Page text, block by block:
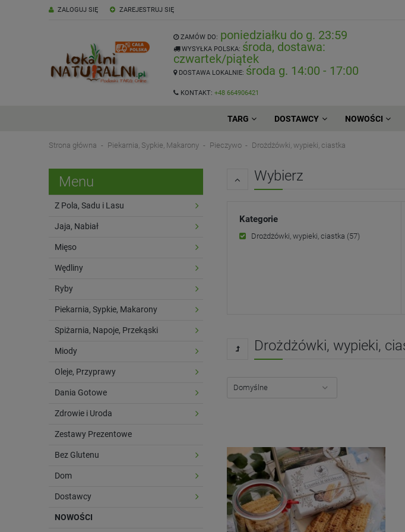
ZAREJESTRUJ SIĘ
ZALOGUJ SIĘ
ZAMÓW DO: poniedziałku do g. 23:59
WYSYŁKA POLSKA: środa, dostawa:
czwartek/piątek
DOSTAWA LOKALNIE: środa g. 14:00 - 17:00
KONTAKT: +48 664906421
TARG DOSTAWCY NOWOŚCI
Strona główna Piekarnia, Sypkie, Makarony Pieczywo Drożdżówki, wypieki, ciastka
Menu
Z Pola, Sadu i Lasu
Jaja, Nabiał
Mięso
Wędliny
Ryby
Piekarnia, Sypkie, Makarony
Spiżarnia, Napoje, Przekąski
Miody
Oleje, Przyprawy
Dania Gotowe
Zdrowie i Uroda
Zestawy Prezentowe
Bez Glutenu
Dom
Dostawcy
NOWOŚCI
Wybierz
Kategorie
Drożdżówki, wypieki, ciastka (57)
Drożdżówki, wypieki,